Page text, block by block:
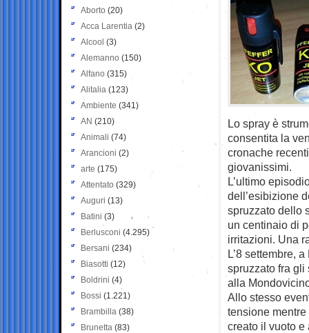
Lo spray è
consentita la
cronache
giovanissimi.
L’ultimo
dell’esibizione
spruzzato dello
un centinaio di
irritazioni. Una
L’8 settembre,
spruzzato fra gli
alla
Allo stesso
tensione
creato il vuoto
Aborto (20)
Acca Larentia (2)
Alcool (3)
Alemanno (150)
Alfano (315)
Alitalia (123)
Ambiente (341)
AN (210)
Animali (74)
Arancioni (2)
arte (175)
Attentato (329)
Auguri (13)
Batini (3)
Berlusconi (4.295)
Bersani (234)
Biasotti (12)
Boldrini (4)
Bossi (1.221)
Brambilla (38)
Brunetta (83)